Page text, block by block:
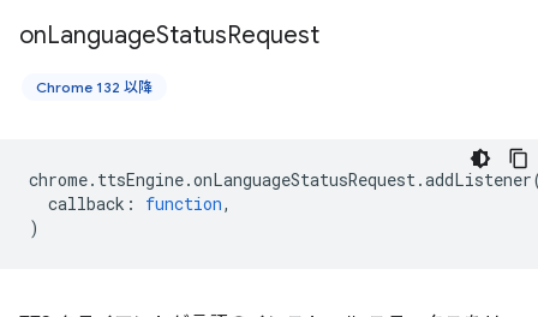
onLanguageStatusRequest
Chrome 132 以降
chrome. ttsEngine.onLanguageStatusRequest.addListener
callback : function,
)